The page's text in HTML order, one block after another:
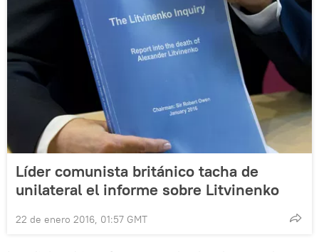
Líder comunista británico tacha de
unilateral el informe sobre Litvinenko
22 de enero 2016, 01:57 GMT